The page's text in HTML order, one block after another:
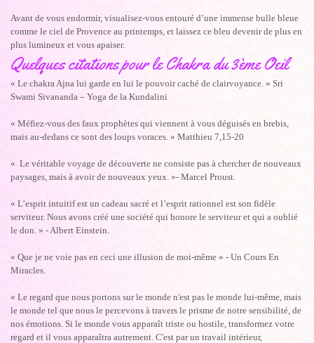
Avant de vous endormir, visualisez-vous entouré d’une immense bulle bleue
comme le ciel de Provence au printemps, et laissez ce bleu devenir de plus en
plus lumineux et vous apaiser.
Quelques citations pour le Chakra du 3ème Oeil
« Le chakra Ajna lui garde en lui le pouvoir caché de clairvoyance. » Sri
Swami Sivananda – Yoga de la Kundalini
« Méfiez-vous des faux prophètes qui viennent à vous déguisés en brebis,
mais au-dedans ce sont des loups voraces. » Matthieu 7,15-20
« Le véritable voyage de découverte ne consiste pas à chercher de nouveaux
paysages, mais à avoir de nouveaux yeux. »- Marcel Proust.
« L’esprit intuitif est un cadeau sacré et l’esprit rationnel est son fidèle
serviteur. Nous avons créé une société qui honore le serviteur et qui a oublié
le don. » - Albert Einstein.
« Que je ne voie pas en ceci une illusion de moi-même » - Un Cours En
Miracles.
« Le regard que nous portons sur le monde n'est pas le monde lui-même, mais
le monde tel que nous le percevons à travers le prisme de notre sensibilité, de
nos émotions. Si le monde vous apparaît triste ou hostile, transformez votre
regard et il vous apparaîtra autrement. C'est par un travail intérieur,